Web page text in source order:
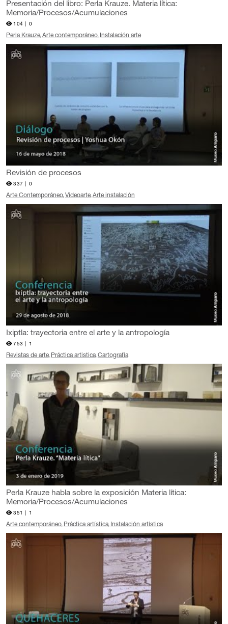
Presentación del libro: Perla Krauze. Materia lítica:
Memoria/Procesos/Acumulaciones
104 | 0
Perla Krauze Arte contemporáneo Instalación arte
Revisión de procesos
337 | 0
Arte Contemporáneo Videoarte Arte instalación
Ixiptla: trayectoria entre el arte y la antropología
753 | 1
Revistas de arte Práctica artistica Cartografía
Perla Krauze habla sobre la exposición Materia lítica:
Memoria/Procesos/Acumulaciones
351 | 1
Arte contemporáneo Práctica artística Instalación artística